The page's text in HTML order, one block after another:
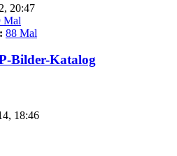
20:47
Mal
88 Mal
Bilder-Katalog
18:46